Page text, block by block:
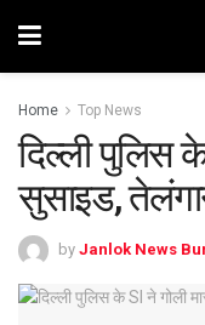
Home Top News
दिल्ली पुलिस
सुसाइड,
by Janlok News